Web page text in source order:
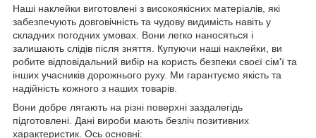
Наші наклейки виготовлені з високоякісних матеріалів, які
забезпечують довговічність та чудову видимість навіть у
складних погодних умовах. Вони легко наносяться і
залишають слідів після зняття. Купуючи наші наклейки, ви
робите відповідальний вибір на користь безпеки своєї сім'ї та
інших учасників дорожнього руху. Ми гарантуємо якість та
надійність кожного з наших товарів.
Вони добре лягають на різні поверхні заздалегідь
підготовлені. Дані вироби мають безліч позитивних
характеристик. Ось основні: